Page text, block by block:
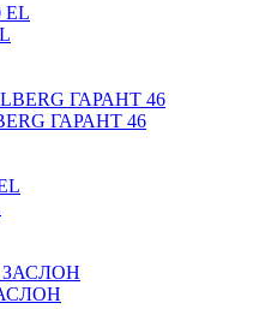
ГАРАНТ 46